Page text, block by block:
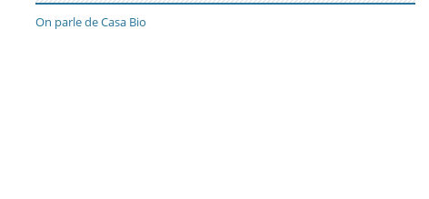
On parle de Casa Bio